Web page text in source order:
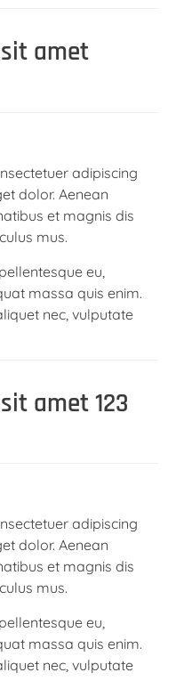
amet
adipiscing
dolor. Aenean
et magnis dis
mus.
eu,
massa quis enim.
nec, vulputate
amet 123
adipiscing
dolor. Aenean
et magnis dis
mus.
eu,
massa quis enim.
nec, vulputate